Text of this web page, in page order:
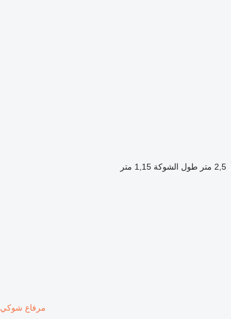
2,5 متر طول الشوكة 1,15 متر
مرفاع شوكي EP EST 3,6 meter